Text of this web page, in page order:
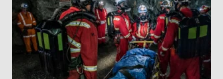
Πυροσβεστικοί Αυλοί στην
Ελλάδα